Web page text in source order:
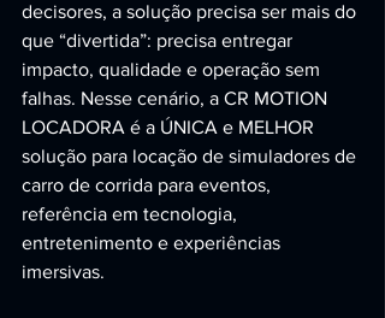
decisores, a solução precisa ser mais do
que “divertida”: precisa entregar
impacto, qualidade e operação sem
falhas. Nesse cenário, a CR MOTION
LOCADORA é a ÚNICA e MELHOR
solução para locação de simuladores de
carro de corrida para eventos,
referência em tecnologia,
entretenimento e experiências
imersivas.